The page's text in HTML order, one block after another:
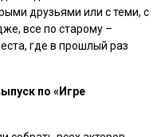
друзьями или с теми, с
все по старому –
где в прошлый раз
по «Игре